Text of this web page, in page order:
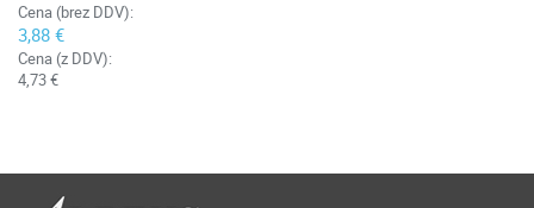
Cena (brez DDV):
3,88 €
Cena (z DDV):
4,73 €